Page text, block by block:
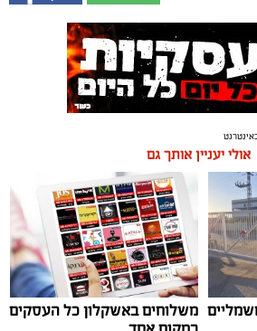
אולי יעניין אותך גם
משלוחים באשקלון כל העסקים